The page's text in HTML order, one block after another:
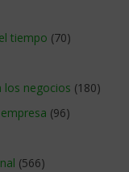
tiempo (70)
los negocios (180)
(96)
(566)